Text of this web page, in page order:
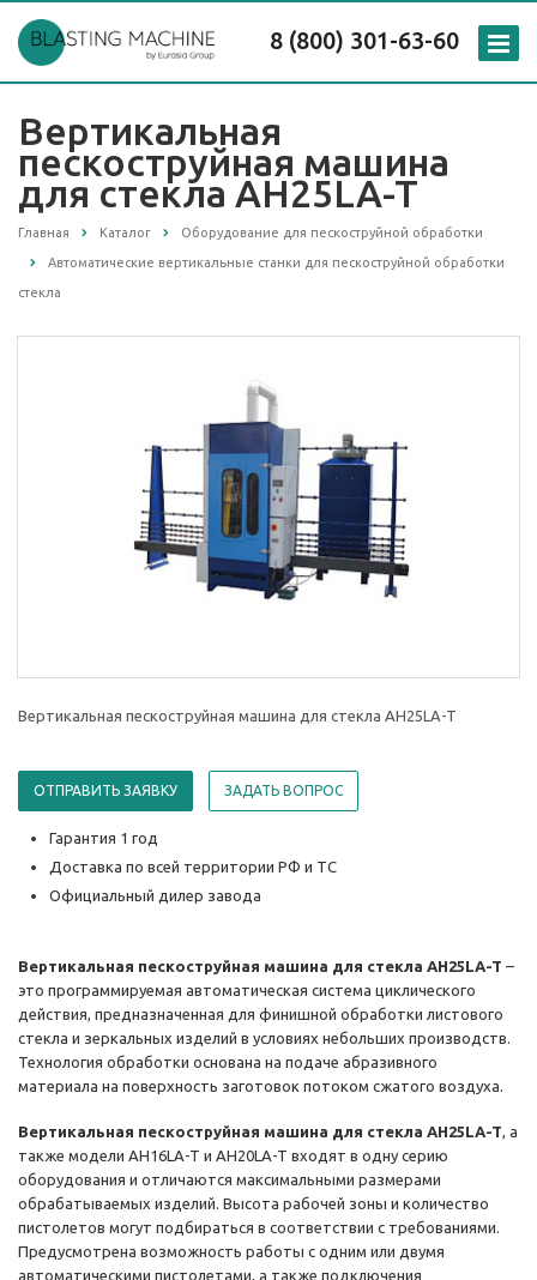
8 (800) 301-63-60
Вертикальная
пескоструйная машина
для стекла AH25LA-T
Главная Каталог Оборудование для пескоструйной обработки
Автоматические вертикальные станки для пескоструйной обработки
стекла
Вертикальная пескоструйная машина для стекла AH25LA-T
ОТПРАВИТЬ ЗАЯВКУ ЗАДАТЬ ВОПРОС
Гарантия 1 год
Доставка по всей территории РФ и ТС
Официальный дилер завода
Вертикальная пескоструйная машина для стекла AH25LA-T –
это программируемая автоматическая система циклического
действия, предназначенная для финишной обработки листового
стекла и зеркальных изделий в условиях небольших производств.
Технология обработки основана на подаче абразивного
материала на поверхность заготовок потоком сжатого воздуха.
Вертикальная пескоструйная машина для стекла AH25LA-T, а
также модели AH16LA-T и AH20LA-T входят в одну серию
оборудования и отличаются максимальными размерами
обрабатываемых изделий. Высота рабочей зоны и количество
пистолетов могут подбираться в соответствии с требованиями.
Предусмотрена возможность работы с одним или двумя
автоматическими пистолетами, а также подключения